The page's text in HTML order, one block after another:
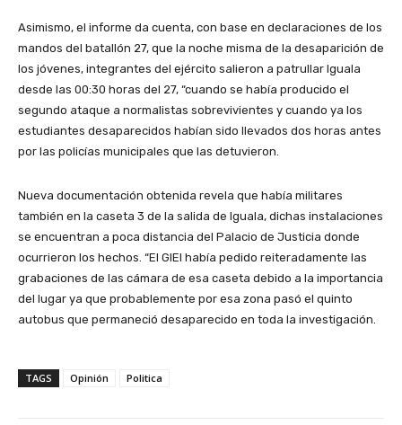
Asimismo, el informe da cuenta, con base en declaraciones de los
mandos del batallón 27, que la noche misma de la desaparición de
los jóvenes, integrantes del ejército salieron a patrullar Iguala
desde las 00:30 horas del 27, “cuando se había producido el
segundo ataque a normalistas sobrevivientes y cuando ya los
estudiantes desaparecidos habían sido llevados dos horas antes
por las policías municipales que las detuvieron.
Nueva documentación obtenida revela que había militares
también en la caseta 3 de la salida de Iguala, dichas instalaciones
se encuentran a poca distancia del Palacio de Justicia donde
ocurrieron los hechos. “El GIEI había pedido reiteradamente las
grabaciones de las cámara de esa caseta debido a la importancia
del lugar ya que probablemente por esa zona pasó el quinto
autobus que permaneció desaparecido en toda la investigación.
TAGS Opinión Politica